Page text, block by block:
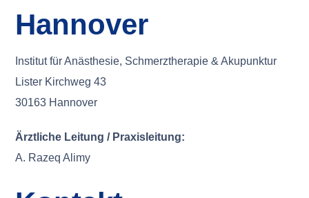
Hannover
Institut für Anästhesie, Schmerztherapie & Akupunktur
Lister Kirchweg 43
30163 Hannover
Ärztliche Leitung / Praxisleitung:
A. Razeq Alimy